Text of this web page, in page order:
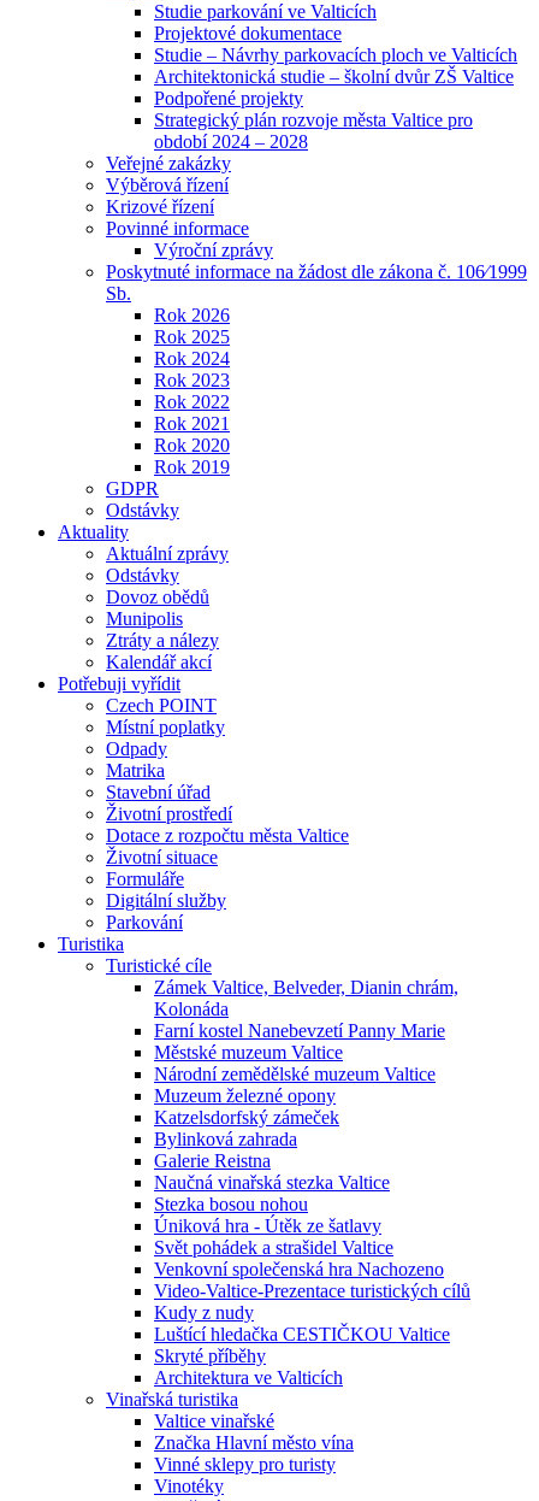
Studie parkování ve Valticích
Projektové dokumentace
Studie – Návrhy parkovacích ploch ve Valticích
Architektonická studie – školní dvůr ZŠ Valtice
Podpořené projekty
Strategický plán rozvoje města Valtice pro
období 2024 – 2028
Veřejné zakázky
Výběrová řízení
Krizové řízení
Povinné informace
Výroční zprávy
Poskytnuté informace na žádost dle zákona č. 106⁄1999
Sb.
Rok 2026
Rok 2025
Rok 2024
Rok 2023
Rok 2022
Rok 2021
Rok 2020
Rok 2019
GDPR
Odstávky
Aktuality
Aktuální zprávy
Odstávky
Dovoz obědů
Munipolis
Ztráty a nálezy
Kalendář akcí
Potřebuji vyřídit
Czech POINT
Místní poplatky
Odpady
Matrika
Stavební úřad
Životní prostředí
Dotace z rozpočtu města Valtice
Životní situace
Formuláře
Digitální služby
Parkování
Turistika
Turistické cíle
Zámek Valtice, Belveder, Dianin chrám,
Kolonáda
Farní kostel Nanebevzetí Panny Marie
Městské muzeum Valtice
Národní zemědělské muzeum Valtice
Muzeum železné opony
Katzelsdorfský zámeček
Bylinková zahrada
Galerie Reistna
Naučná vinařská stezka Valtice
Stezka bosou nohou
Úniková hra - Útěk ze šatlavy
Svět pohádek a strašidel Valtice
Venkovní společenská hra Nachozeno
Video-Valtice-Prezentace turistických cílů
Kudy z nudy
Luštící hledačka CESTIČKOU Valtice
Skryté příběhy
Architektura ve Valticích
Vinařská turistika
Valtice vinařské
Značka Hlavní město vína
Vinné sklepy pro turisty
Vinotéky